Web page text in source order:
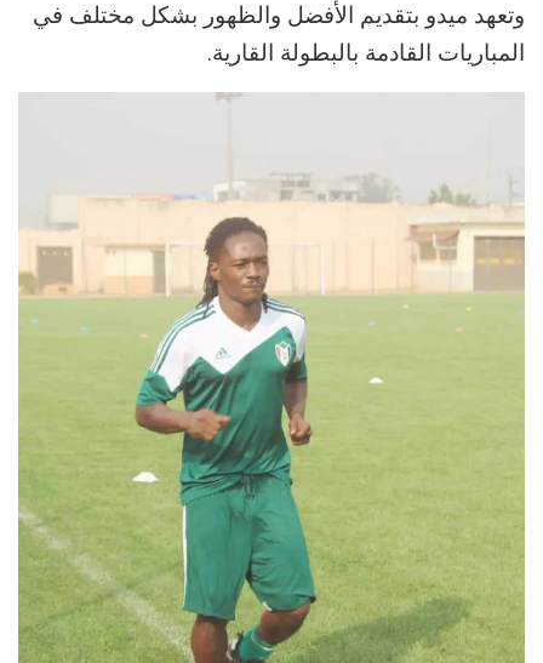
وتعهد ميدو بتقديم الأفضل والظهور بشكل مختلف في
المباريات القادمة بالبطولة القارية.